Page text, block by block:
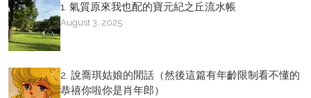
1. 氣質原來我也配的寶元紀之丘流水帳
August 3, 2025
2. 說喬琪姑娘的閒話（然後這篇有年齡限制看不懂的
恭禧你啦你是肖年郎）